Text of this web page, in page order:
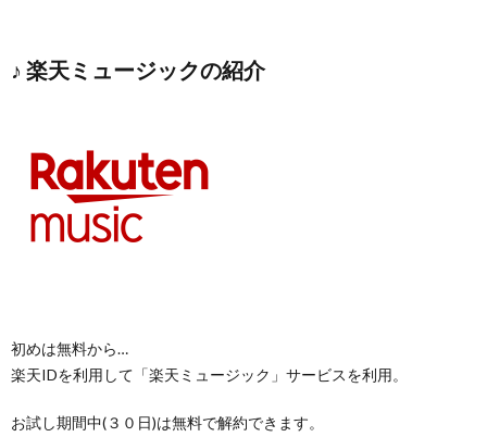
♪ 楽天ミュージックの紹介
初めは無料から…
楽天IDを利用して「楽天ミュージック」サービスを利用。
お試し期間中(３０日)は無料で解約できます。